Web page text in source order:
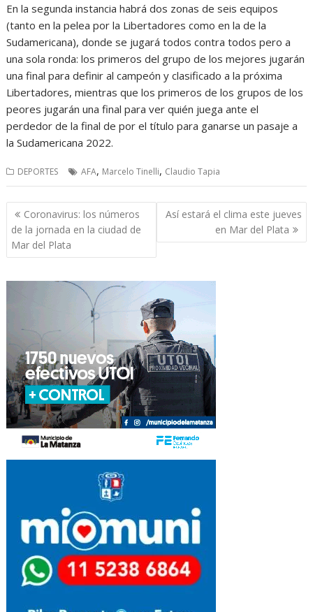
En la segunda instancia habrá dos zonas de seis equipos
(tanto en la pelea por la Libertadores como en la de la
Sudamericana), donde se jugará todos contra todos pero a
una sola ronda: los primeros del grupo de los mejores jugarán
una final para definir al campeón y clasificado a la próxima
Libertadores, mientras que los primeros de los grupos de los
peores jugarán una final para ver quién juega ante el
perdedor de la final de por el título para ganarse un pasaje a
la Sudamericana 2022.
DEPORTES AFA, Marcelo Tinelli, Claudio Tapia
Navegación
de
entradas
Coronavirus: los números
de la jornada en la ciudad de
Mar del Plata
Así estará el clima este jueves
en Mar del Plata